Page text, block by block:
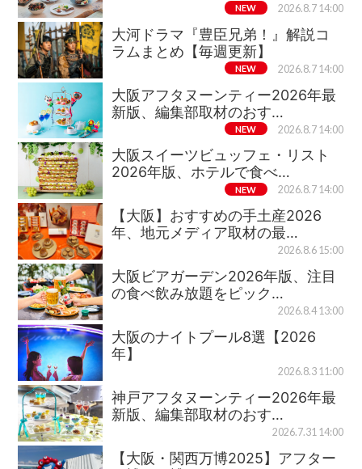
NEW 2026.8.7 14:00
大河ドラマ『豊臣兄弟！』解説コ
ラムまとめ【毎週更新】
NEW 2026.8.7 14:00
大阪アフタヌーンティー2026年最
新版、編集部取材のおす…
NEW 2026.8.7 14:00
大阪スイーツビュッフェ・リスト
2026年版、ホテルで食べ…
NEW 2026.8.7 14:00
【大阪】おすすめの手土産2026
年、地元メディア取材の最…
2026.8.6 15:00
大阪ビアガーデン2026年版、注目
の食べ飲み放題をピック…
2026.8.4 13:00
大阪のナイトプール8選【2026
年】
2026.8.3 11:00
神戸アフタヌーンティー2026年最
新版、編集部取材のおす…
2026.7.31 14:00
【大阪・関西万博2025】アフター